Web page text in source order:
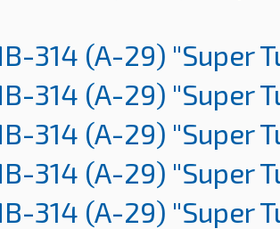
314 (A-29) "Super
314 (A-29) "Super
314 (A-29) "Super
314 (A-29) "Super
314 (A-29) "Super